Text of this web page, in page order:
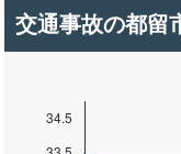
交通事故の都留